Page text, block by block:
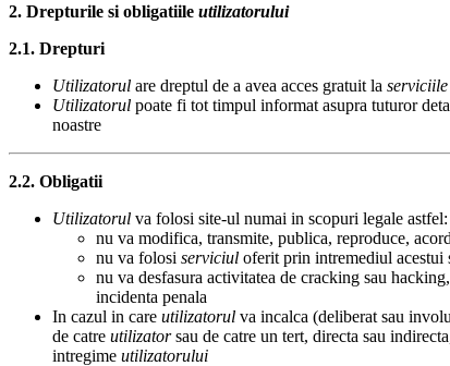
2. Drepturile si obligatiile utilizatorului
2.1. Drepturi
Utilizatorul are dreptul de a avea acces gratuit la serviciile
Utilizatorul poate fi tot timpul informat asupra tuturor
noastre
2.2. Obligatii
Utilizatorul va folosi site-ul numai in scopuri legale astfel:
nu va modifica, transmite, publica, reproduce,
nu va folosi serviciul oferit prin intremediul acestui
nu va desfasura activitatea de cracking sau
incidenta penala
In cazul in care utilizatorul va incalca (deliberat sau
de catre utilizatorsau de catre un tert, directa sau
intregime utilizatorului